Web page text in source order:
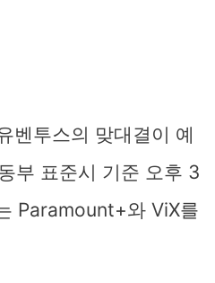
벤투스의 맞대결이 예
부 표준시 기준 오후 3
Paramount+와 ViX를